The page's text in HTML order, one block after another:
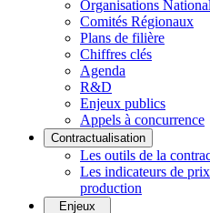
Organisations
Comités Régionaux
Plans de filière
Chiffres clés
Agenda
R&D
Enjeux publics
Appels à concurrence
Contractualisation
Les outils de la
Les indicateurs de
production
Enjeux